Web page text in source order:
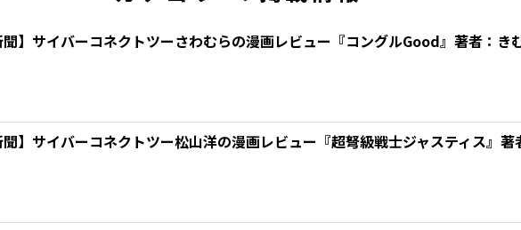
聞】サイバーコネクトツーさわむらの漫画レビュー『コングルGood』著者：き
聞】サイバーコネクトツー松山洋の漫画レビュー『超弩級戦士ジャスティス』